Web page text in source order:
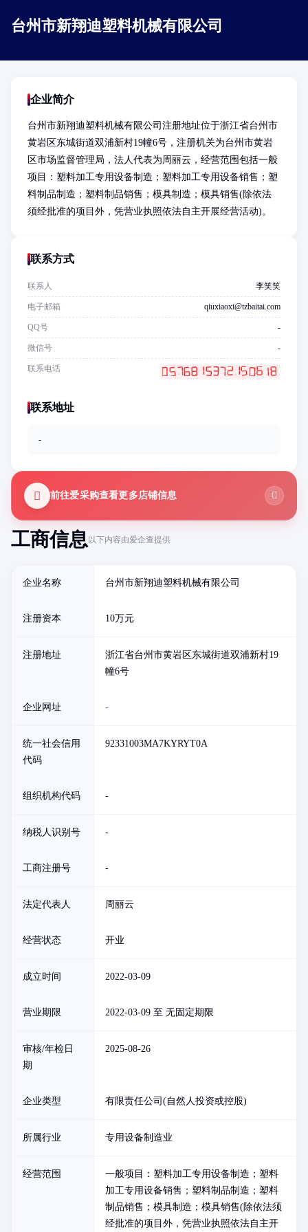
台州市新翔迪塑料机械有限公司
工商信息以下内容由爱企查提供
企业名称 台州市新翔迪塑料机械有限公司
注册资本 10万元
注册地址
浙江省台州市黄岩区东城街道双浦新村19
幢6号
企业网址 -
统一社会信用
代码
92331003MA7KYRYT0A
组织机构代码 -
纳税人识别号 -
工商注册号 -
法定代表人 周丽云
经营状态 开业
成立时间 2022-03-09
营业期限 2022-03-09 至 无固定期限
审核/年检日
期
2025-08-26
企业类型 有限责任公司(自然人投资或控股)
所属行业 专用设备制造业
经营范围
一般项目：塑料加工专用设备制造；塑料
加工专用设备销售；塑料制品制造；塑料
制品销售；模具制造；模具销售(除依法须
经批准的项目外，凭营业执照依法自主开
企业简介
台州市新翔迪塑料机械有限公司注册地址位于浙江省台州市
黄岩区东城街道双浦新村19幢6号，注册机关为台州市黄岩
区市场监督管理局，法人代表为周丽云，经营范围包括一般
项目：塑料加工专用设备制造；塑料加工专用设备销售；塑
料制品制造；塑料制品销售；模具制造；模具销售(除依法
须经批准的项目外，凭营业执照依法自主开展经营活动)。
联系方式
联系人 李笑笑
电子邮箱 qiuxiaoxi@tzbaitai.com
QQ号 -
微信号 -
联系电话
联系地址
-
前往爱采购查看更多店铺信息